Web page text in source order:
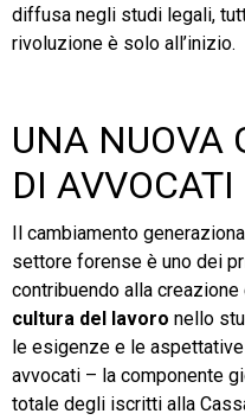
diffusa negli studi legali,
rivoluzione è solo all’inizio.
UNA NUOVA
DI AVVOCATI
Il cambiamento
settore forense è uno dei
contribuendo alla
cultura del lavoro nello
le esigenze e le
avvocati – la componente
totale degli iscritti alla